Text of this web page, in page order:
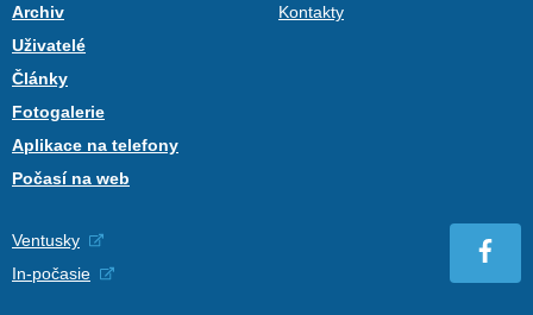
Archiv
Uživatelé
Články
Fotogalerie
Aplikace na telefony
Počasí na web
Kontakty
Ventusky
In-počasie